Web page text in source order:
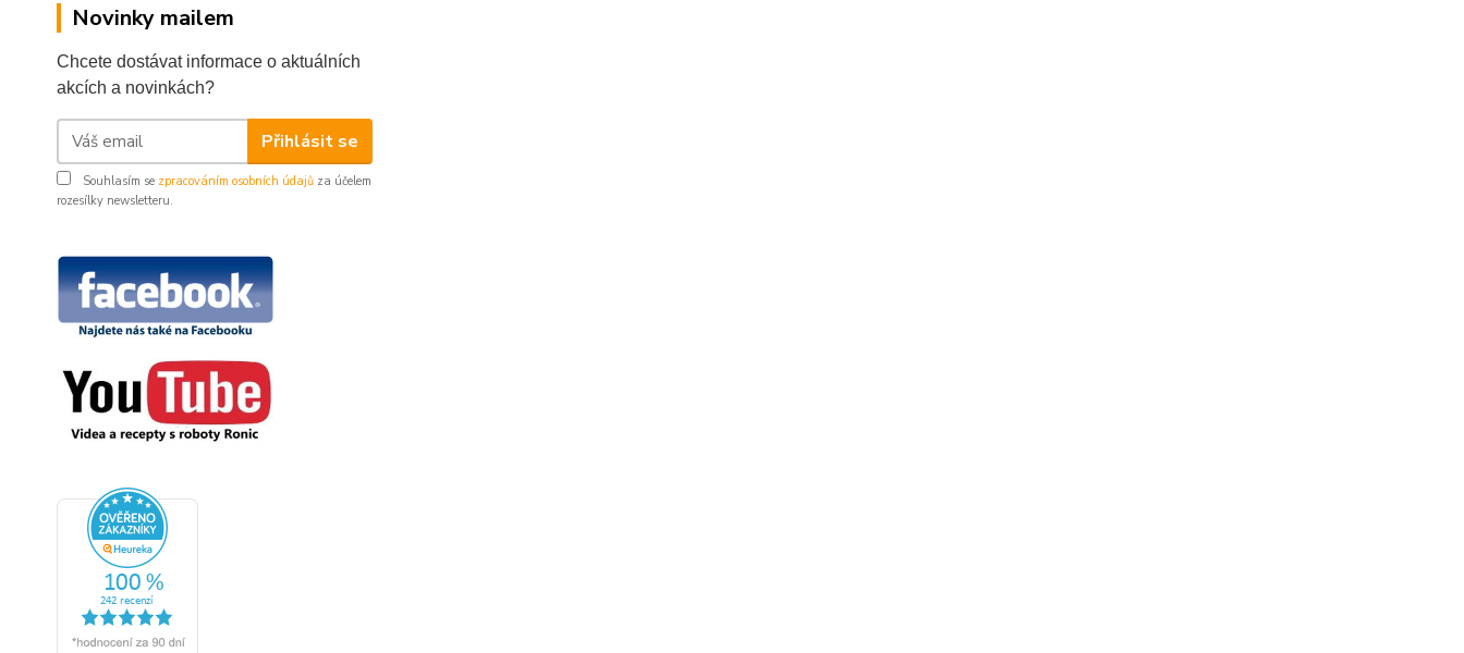
Novinky mailem
Chcete dostávat informace o aktuálních
akcích a novinkách?
Přihlásit se
Souhlasím se zpracováním osobních údajů za účelem
rozesílky newsletteru.